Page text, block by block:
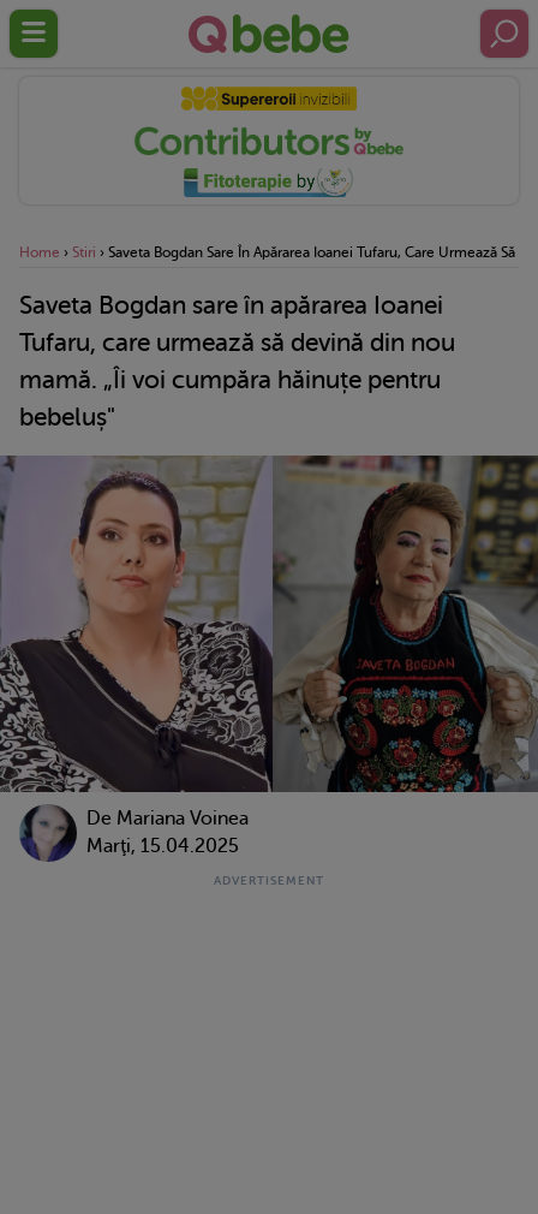
Home › Stiri › Saveta Bogdan Sare În Apărarea Ioanei Tufaru, Care Urmează Să
Saveta Bogdan sare în apărarea Ioanei
Tufaru, care urmează să devină din nou
mamă. „Îi voi cumpăra hăinuțe pentru
bebeluș"
De Mariana Voinea
Marţi, 15.04.2025